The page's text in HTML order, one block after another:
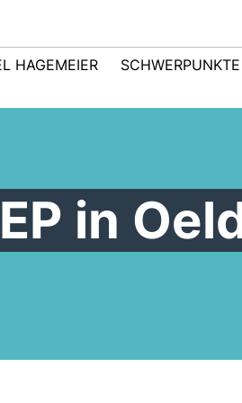
HAGEMEIER
SCHWERPUNKTE
in